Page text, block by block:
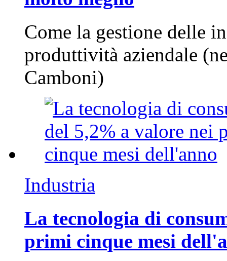
Come la gestione delle
produttività aziendale
Camboni)
Industria
La tecnologia di
primi cinque mesi